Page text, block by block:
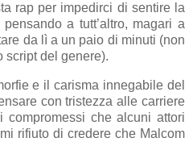
rap per impedirci di sentire la
a tutt’altro, magari a
da lì a un paio di minuti (non
script del genere).
e il carisma innegabile del
con tristezza alle carriere
che alcuni attori
rifiuto di credere che Malcom